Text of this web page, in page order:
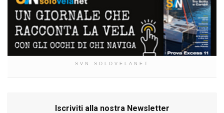
SVN SOLOVELANET
Iscriviti alla nostra Newsletter